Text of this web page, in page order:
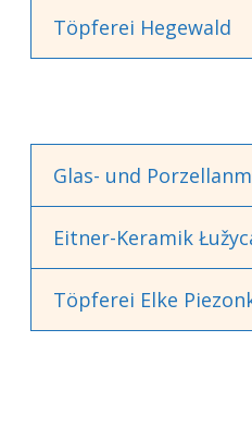
Töpferei Hegewald
Glas- und
Eitner-Keramik
Töpferei Elke